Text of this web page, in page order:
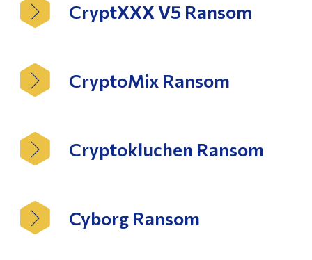
CryptXXX V5 Ransom
CryptoMix Ransom
Cryptokluchen Ransom
Cyborg Ransom